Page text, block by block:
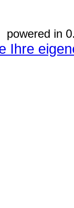
powered in
Ihre